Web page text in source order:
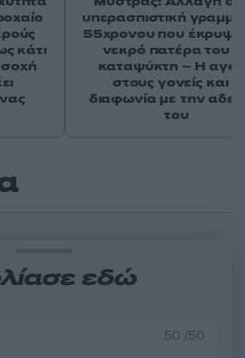
εδώ
50 /50
κάτι
υπερασπιστική
55χρονου που έκρυψε
νεκρό πατέρα του
καταψύκτη – Η
στους γονείς και η
διαφωνία με την
του